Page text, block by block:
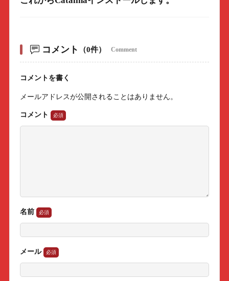
コメント （0件） Comment
コメントを書く
メールアドレスが公開されることはありません。
コメント
名前
メール